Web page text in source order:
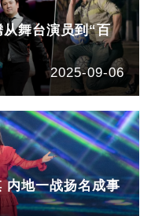
舞台演员到“百
2025-09-06
内地一战扬名成事